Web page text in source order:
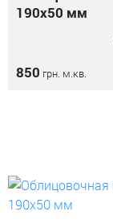
190x50 мм
850 грн. м.кв.